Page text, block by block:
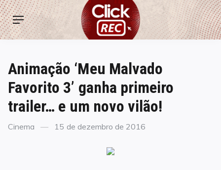
Skip
to
content
ClickREC
Menu
Animação ‘Meu Malvado
Favorito 3’ ganha primeiro
trailer… e um novo vilão!
Categories
Cinema
Posted
15 de dezembro de 2016